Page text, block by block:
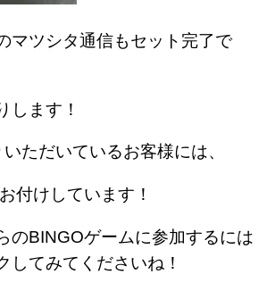
マツシタ通信もセット完了で
します！
ただいているお客様には、
付けしています！
のBINGOゲームに参加するには
してみてくださいね！